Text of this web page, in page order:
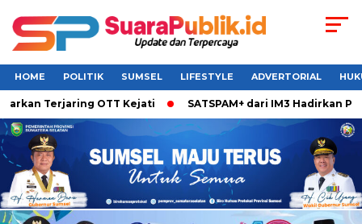
HOME POLITIK SUMSEL LIFESTYLE ADVERTORIAL
Terjaring OTT Kejati SATSPAM+ dari IM3 Hadirkan